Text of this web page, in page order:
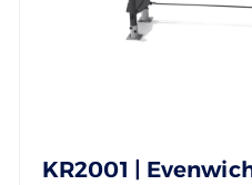
KR2001 |